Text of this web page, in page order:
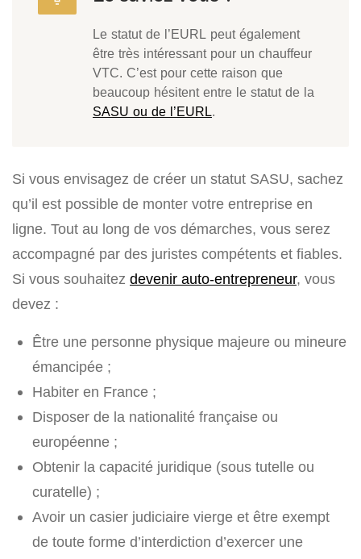
Le statut de l’EURL peut également
être très intéressant pour un chauffeur
VTC. C’est pour cette raison que
beaucoup hésitent entre le statut de la
SASU ou de l’EURL.
Si vous envisagez de créer un statut SASU, sachez
qu’il est possible de monter votre entreprise en
ligne. Tout au long de vos démarches, vous serez
accompagné par des juristes compétents et fiables.
Si vous souhaitez devenir auto-entrepreneur, vous
devez :
Être une personne physique majeure ou mineure
émancipée ;
Habiter en France ;
Disposer de la nationalité française ou
européenne ;
Obtenir la capacité juridique (sous tutelle ou
curatelle) ;
Avoir un casier judiciaire vierge et être exempt
de toute forme d’interdiction d’exercer une